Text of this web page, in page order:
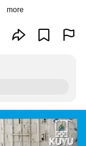
more